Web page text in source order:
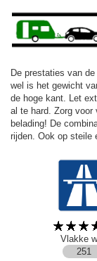
De prestaties van
wel is het gewicht
de hoge kant. Let
al te hard. Zorg voor
belading! De
rijden. Ook op steile
Vlakke
251